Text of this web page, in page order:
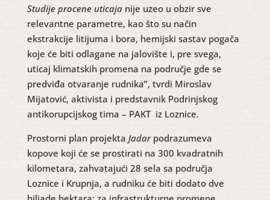
Studije procene uticajanije uzeo u obzir sve
relevantne parametre, kao što su način
ekstrakcije litijuma i bora, hemijski sastav pogača
koje će biti odlagane na jalovište i, pre svega,
uticaj klimatskih promena na područje gde se
predviđa otvaranje rudnika”, tvrdi Miroslav
Mijatović, aktivista i predstavnik Podrinjskog
antikorupcijskog tima – PAKT iz Loznice.
Prostorni plan projekta Jadarpodrazumeva
kopove koji će se prostirati na 300 kvadratnih
kilometara, zahvatajući 28 sela sa područja
Loznice i Krupnja, a rudniku će biti dodato dve